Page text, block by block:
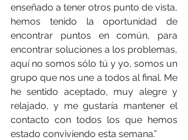
enseñado a tener otros punto de vista,
hemos tenido la oportunidad de
encontrar puntos en común, para
encontrar soluciones a los problemas,
aquí no somos sólo tú y yo, somos un
grupo que nos une a todos al final. Me
he sentido aceptado, muy alegre y
relajado, y me gustaría mantener el
contacto con todos los que hemos
estado conviviendo esta semana.”